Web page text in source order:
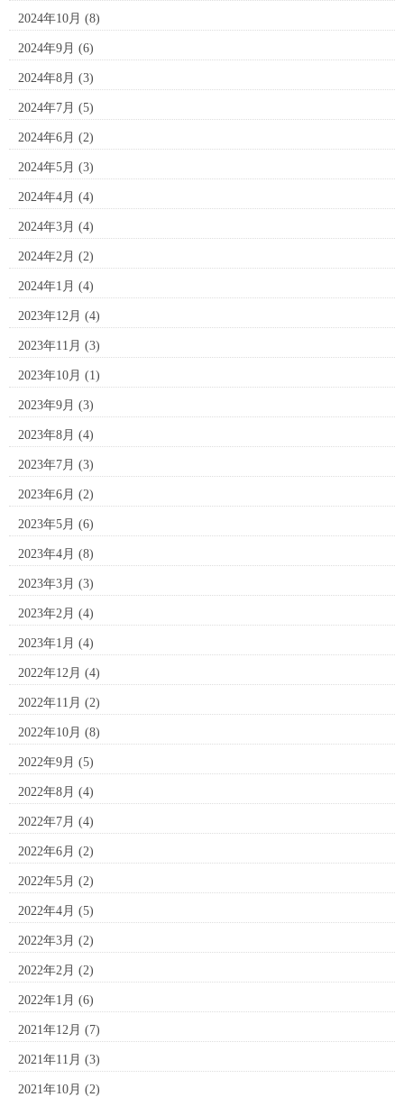
2024年10月 (8)
2024年9月 (6)
2024年8月 (3)
2024年7月 (5)
2024年6月 (2)
2024年5月 (3)
2024年4月 (4)
2024年3月 (4)
2024年2月 (2)
2024年1月 (4)
2023年12月 (4)
2023年11月 (3)
2023年10月 (1)
2023年9月 (3)
2023年8月 (4)
2023年7月 (3)
2023年6月 (2)
2023年5月 (6)
2023年4月 (8)
2023年3月 (3)
2023年2月 (4)
2023年1月 (4)
2022年12月 (4)
2022年11月 (2)
2022年10月 (8)
2022年9月 (5)
2022年8月 (4)
2022年7月 (4)
2022年6月 (2)
2022年5月 (2)
2022年4月 (5)
2022年3月 (2)
2022年2月 (2)
2022年1月 (6)
2021年12月 (7)
2021年11月 (3)
2021年10月 (2)